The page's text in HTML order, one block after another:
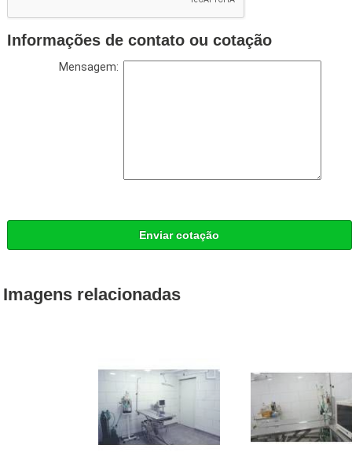
Informações de contato ou cotação
Mensagem:
Enviar cotação
Imagens relacionadas